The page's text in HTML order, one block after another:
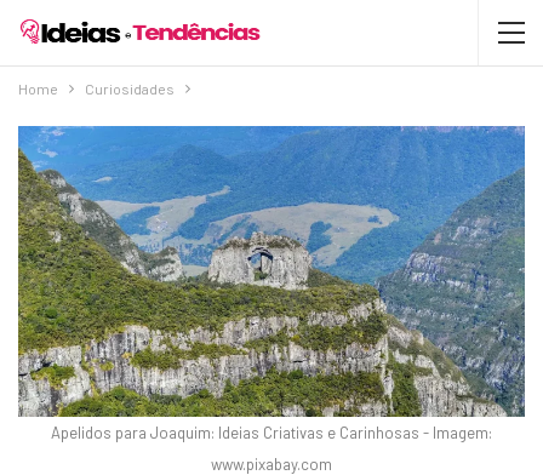
Home Curiosidades
Apelidos para Joaquim: Ideias Criativas e Carinhosas - Imagem:
www.pixabay.com